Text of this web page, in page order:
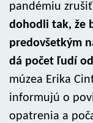
pandémiu
dohodli tak, že
predovšetkým
dá počet ľudí
múzea Erika
informujú o
opatrenia a